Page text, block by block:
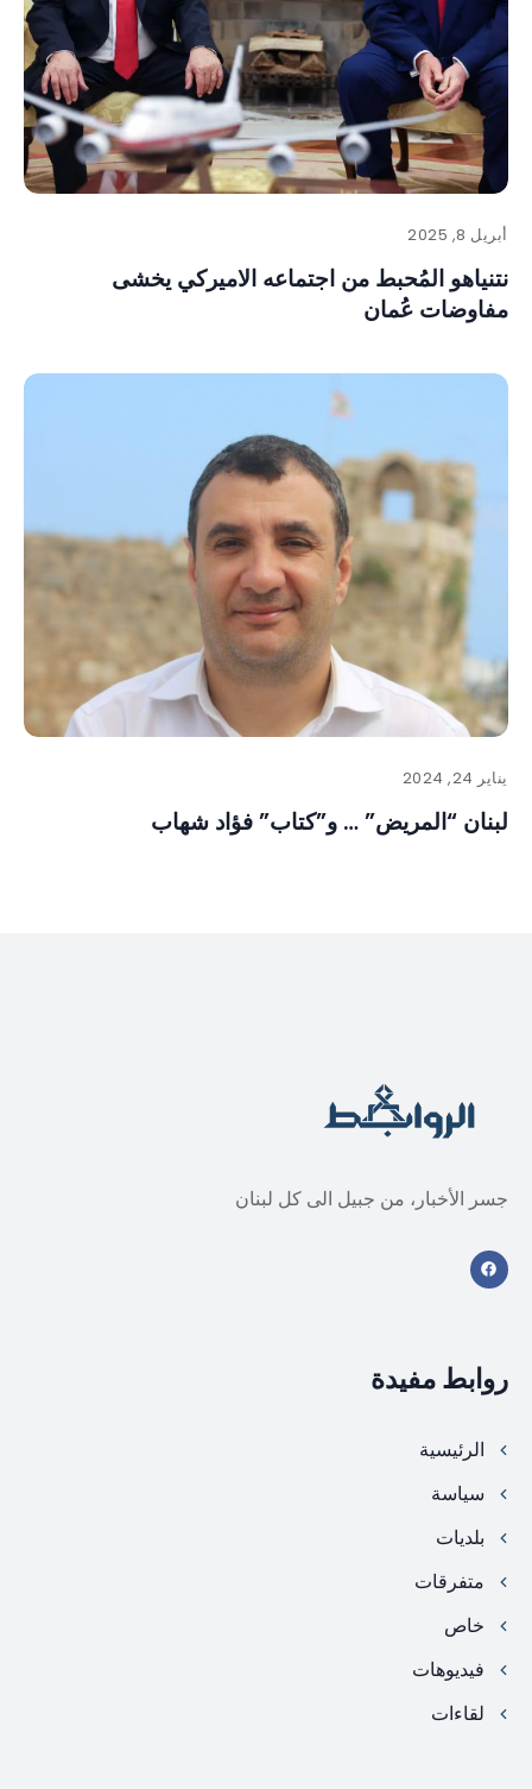
أبريل 8, 2025
نتنياهو المُحبط من اجتماعه الاميركي يخشى
مفاوضات عُمان
يناير 24, 2024
لبنان “المريض” … و”كتاب” فؤاد شهاب
جسر الأخبار، من جبيل الى كل لبنان
روابط مفيدة
الرئيسية
سياسة
بلديات
متفرقات
خاص
فيديوهات
لقاءات